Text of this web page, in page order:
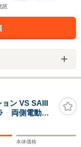
区
ョン VS SAIII
両側電動ス
ートマチッ
ンプ アイ
本体価格